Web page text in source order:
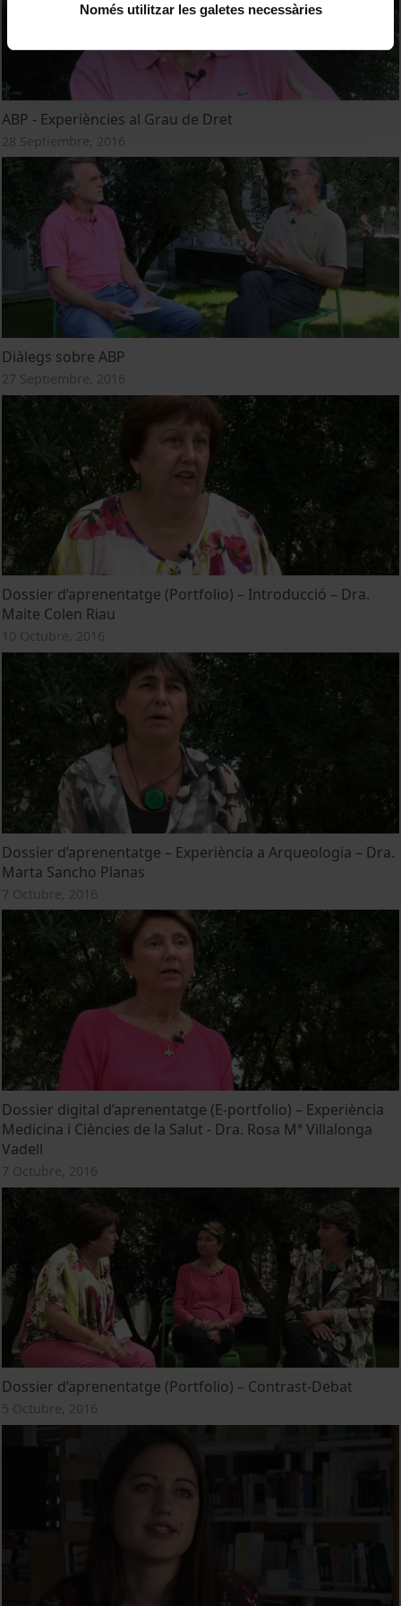
Només utilitzar les galetes necessàries
ABP - Experiències al Grau de Dret
28 Septiembre, 2016
Diàlegs sobre ABP
27 Septiembre, 2016
Dossier d’aprenentatge (Portfolio) – Introducció – Dra.
Maite Colen Riau
10 Octubre, 2016
Dossier d’aprenentatge – Experiència a Arqueologia – Dra.
Marta Sancho Planas
7 Octubre, 2016
Dossier digital d’aprenentatge (E-portfolio) – Experiència
Medicina i Ciències de la Salut - Dra. Rosa Mª Villalonga
Vadell
7 Octubre, 2016
Dossier d’aprenentatge (Portfolio) – Contrast-Debat
5 Octubre, 2016